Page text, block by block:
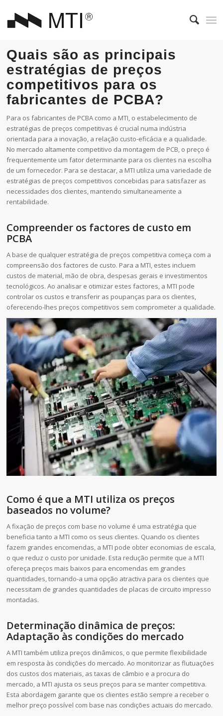
Quais são as principais
estratégias de preços
competitivos para os
fabricantes de PCBA?
Para os fabricantes de PCBA como a MTI, o estabelecimento de
estratégias de preços competitivas é crucial numa indústria
orientada para a inovação, a relação custo-eficácia e a qualidade.
No mercado altamente competitivo da montagem de PCB, o preço é
frequentemente um fator determinante para os clientes na escolha
de um fornecedor. Para se destacar, a MTI utiliza uma variedade de
estratégias de preços competitivos concebidas para satisfazer as
necessidades dos clientes, mantendo simultaneamente a
rentabilidade.
Compreender os factores de custo em
PCBA
A base de qualquer estratégia de preços competitiva começa com a
compreensão dos factores de custo. Para a MTI, estes incluem
custos de material, mão de obra, despesas gerais e investimentos
tecnológicos. Ao analisar e otimizar estes factores, a MTI pode
controlar os custos e transferir as poupanças para os clientes,
oferecendo-lhes preços competitivos sem comprometer a qualidade.
Como é que a MTI utiliza os preços
baseados no volume?
A fixação de preços com base no volume é uma estratégia que
beneficia tanto a MTI como os seus clientes. Quando os clientes
fazem grandes encomendas, a MTI pode obter economias de escala,
o que reduz o custo por unidade. Esta redução permite que a MTI
ofereça preços mais baixos para encomendas em grandes
quantidades, tornando-a uma opção atractiva para os clientes que
necessitam de grandes quantidades de placas de circuito impresso
montadas.
Determinação dinâmica de preços:
Adaptação às condições do mercado
A MTI também utiliza preços dinâmicos, o que permite flexibilidade
em resposta às condições do mercado. Ao monitorizar as flutuações
dos custos dos materiais, as taxas de câmbio e a procura do
mercado, a MTI ajusta os seus preços para se manter competitiva.
Esta abordagem garante que os clientes estão sempre a receber o
melhor preço possível com base nas condições actuais do mercado.